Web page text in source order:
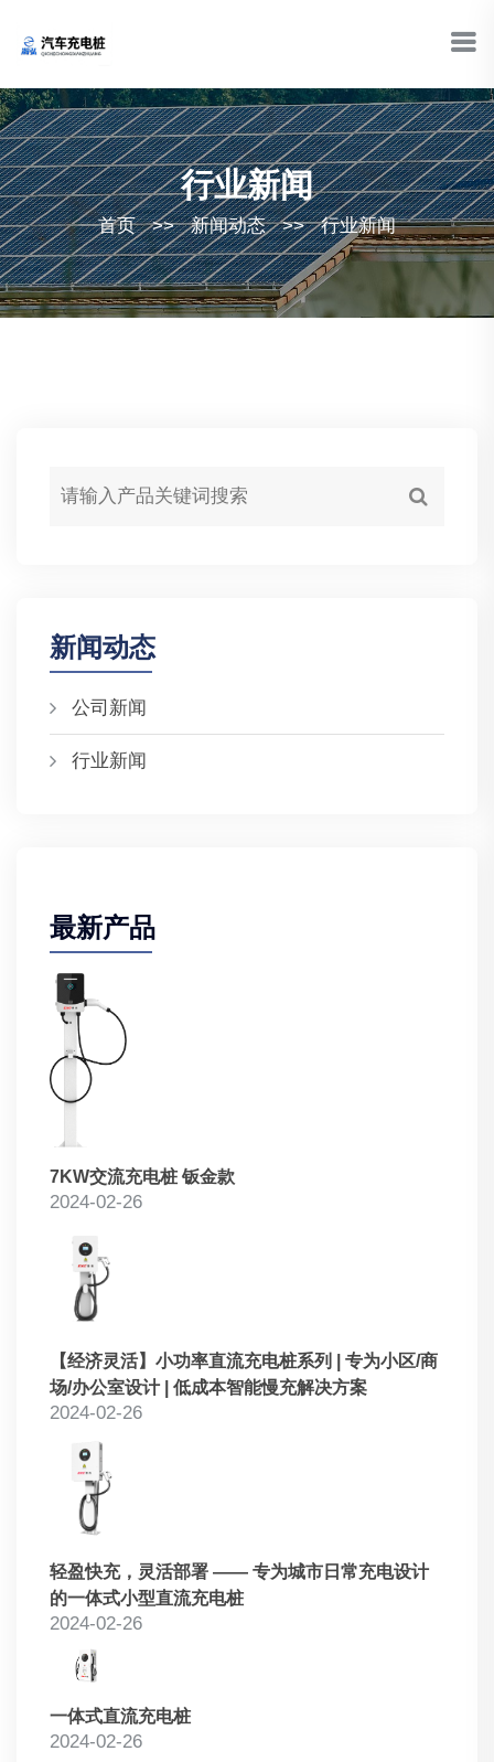
行业新闻
首页 >> 新闻动态 >> 行业新闻
新闻动态
公司新闻
行业新闻
最新产品
7KW交流充电桩 钣金款
2024-02-26
【经济灵活】小功率直流充电桩系列 | 专为小区/商
场/办公室设计 | 低成本智能慢充解决方案
2024-02-26
轻盈快充，灵活部署 —— 专为城市日常充电设计
的一体式小型直流充电桩
2024-02-26
一体式直流充电桩
2024-02-26